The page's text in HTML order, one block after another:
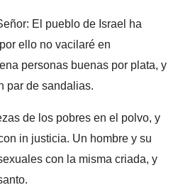
El pueblo de Israel ha
ello no vacilaré en
personas buenas por plata, y
par de sandalias.
de los pobres en el polvo, y
in justicia. Un hombre y su
con la misma criada, y